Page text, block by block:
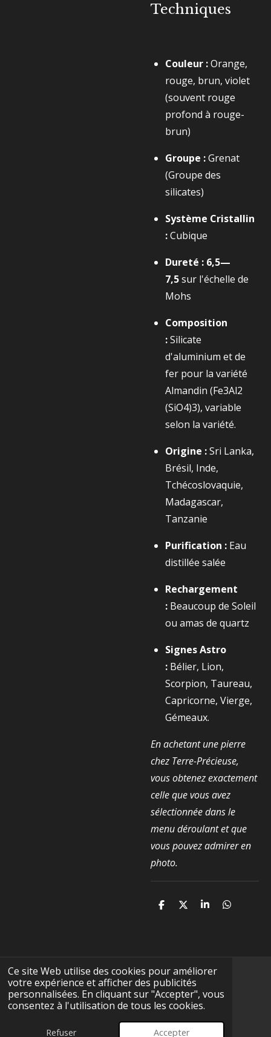
Ce site Web utilise des cookies pour améliorer
votre expérience et afficher des publicités
personnalisées. En cliquant sur "Accepter", vous
consentez à l'utilisation de tous les cookies.
Refuser Accepter
Techniques
Couleur :Orange,
rouge, brun, violet
(souvent rouge
profond à rouge-
brun)
Groupe :Grenat
(Groupe des
silicates)
Système Cristallin
:Cubique
Dureté : 6,5—
7,5sur l'échelle de
Mohs
Composition
:Silicate
d'aluminium et de
fer pour la variété
Almandin (Fe3​Al2​
(SiO4​)3​), variable
selon la variété.
Origine :Sri Lanka,
Brésil, Inde,
Tchécoslovaquie,
Madagascar,
Tanzanie
Purification : Eau
distillée salée
Rechargement
: Beaucoup de Soleil
ou amas de quartz
Signes Astro
: Bélier, Lion,
Scorpion, Taureau,
Capricorne, Vierge,
Gémeaux.
En achetant une pierre
chez Terre-Précieuse,
vous obtenez exactement
celle que vous avez
sélectionnée dans le
menu déroulant et que
vous pouvez admirer en
photo.
P
r
P
r
P
r
P
F
a
c
I
n
s
Y
o
u
T
T
i
k
T
o
W
h
a
t
s
CGV
Propulsé parWebador